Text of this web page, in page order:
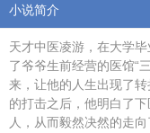
小说简介
天才中医凌游，在大学
了爷爷生前经营的医馆“
来，让他的人生出现了
的打击之后，他明白了
人，从而毅然决然的走